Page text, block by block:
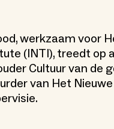
werkzaam voor
(INTI), treedt op
Cultuur van de
van Het